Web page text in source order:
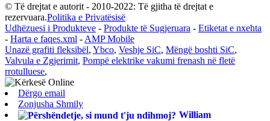
© Të drejtat e autorit - 2010-2022: Të gjitha të drejtat e
rezervuara.Politika e Privatësisë
Udhëzuesi i Produkteve - Produkte të Sugjeruara - Etiketat e nxehta
- Harta e faqes.xml - AMP Mobile
Unazë grafiti fleksibël, Ybco, Veshje SiC, Mëngë boshti SiC,
Valvula e Zgjerimit, Pompë elektrike vakumi frenash në fletë
rrotulluese,
Dërgo email
Zonjusha Shmily
William